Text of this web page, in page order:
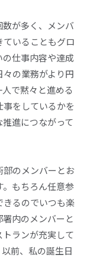
が多く、メンバ
いることもグロ
仕事内容や達成
の業務がより円
で黙々と進める
をしているかを
進につながって
のメンバーとお
もちろん任意参
るのでいつも楽
内のメンバーと
ランが充実して
前、私の誕生日